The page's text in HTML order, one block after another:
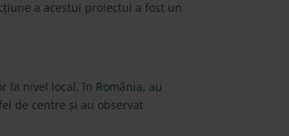
a acestui proiectul a fost un
la nivel local, în România, au
de centre și au observat